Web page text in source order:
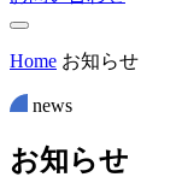
Home お知らせ
news
お知らせ